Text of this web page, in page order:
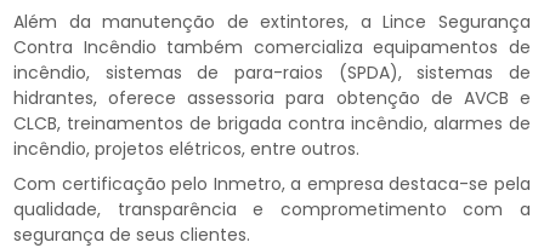
Além da manutenção de extintores, a Lince Segurança
Contra Incêndio também comercializa equipamentos de
incêndio, sistemas de para-raios (SPDA), sistemas de
hidrantes, oferece assessoria para obtenção de AVCB e
CLCB, treinamentos de brigada contra incêndio, alarmes de
incêndio, projetos elétricos, entre outros.
Com certificação pelo Inmetro, a empresa destaca-se pela
qualidade, transparência e comprometimento com a
segurança de seus clientes.